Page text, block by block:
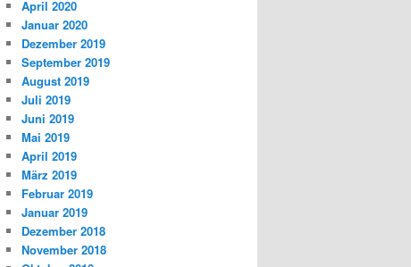
April 2020
Januar 2020
Dezember 2019
September 2019
August 2019
Juli 2019
Juni 2019
Mai 2019
April 2019
März 2019
Februar 2019
Januar 2019
Dezember 2018
November 2018